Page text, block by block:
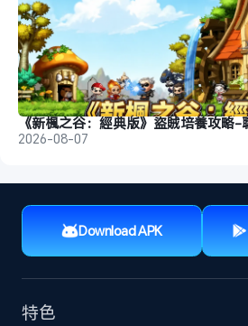
2026-08-07
Download APK
特色